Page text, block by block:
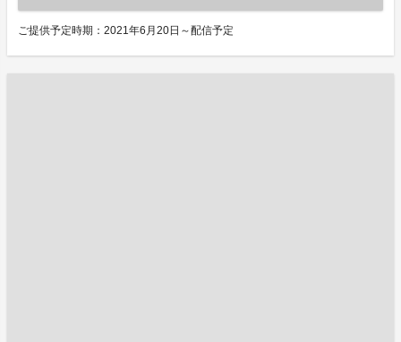
ご提供予定時期：2021年6月20日～配信予定